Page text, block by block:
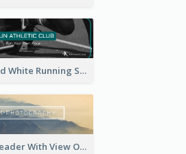
Black And White Running Sports Email Header
Brand Header With View Of Mountain